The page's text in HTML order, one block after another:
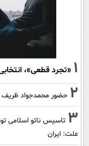
1 «تجرد قطعی»،
2 حضور محمدجواد ظریف
3 تاسیس ناتو اسلامی
علت: ایران